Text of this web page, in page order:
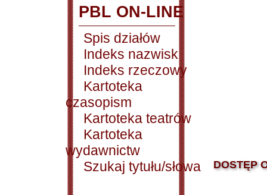
PBL ON-LINE
Spis działów
Indeks nazwisk
Indeks rzeczowy
Kartoteka
czasopism
Kartoteka teatrów
Kartoteka
wydawnictw
Szukaj tytułu/słowa
DOSTĘP